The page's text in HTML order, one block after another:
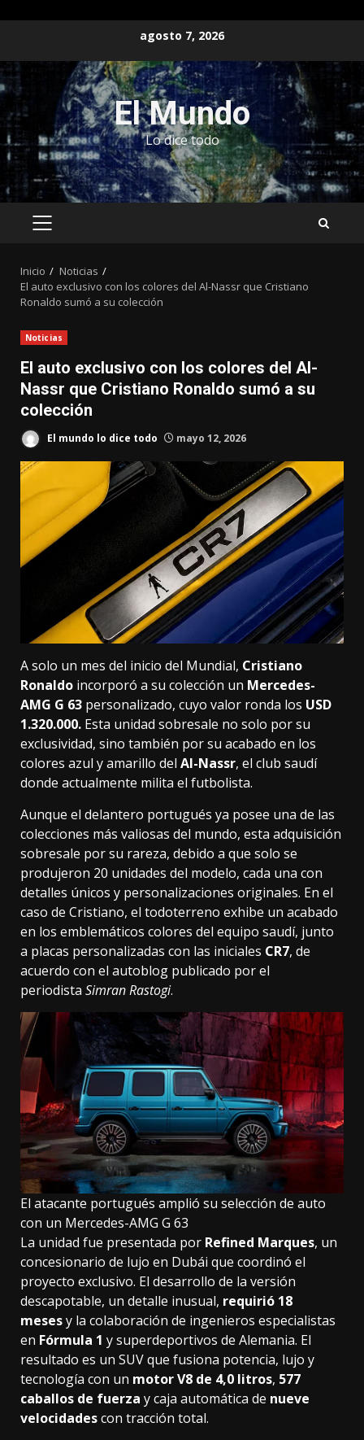
contenido
agosto 7, 2026
El Mundo
Lo dice todo
MENÚ
Inicio
Noticias
El auto exclusivo con los colores del Al-Nassr que Cristiano
Ronaldo sumó a su colección
Noticias
El auto exclusivo con los colores del Al-
Nassr que Cristiano Ronaldo sumó a su
colección
El mundo lo dice todo mayo 12, 2026
A solo un mes del inicio del Mundial, Cristiano
Ronaldo incorporó a su colección un Mercedes-
AMG G 63 personalizado, cuyo valor ronda los USD
1.320.000. Esta unidad sobresale no solo por su
exclusividad, sino también por su acabado en los
colores azul y amarillo del Al-Nassr, el club saudí
donde actualmente milita el futbolista.
Aunque el delantero portugués ya posee una de las
colecciones más valiosas del mundo, esta adquisición
sobresale por su rareza, debido a que solo se
produjeron 20 unidades del modelo, cada una con
detalles únicos y personalizaciones originales. En el
caso de Cristiano, el todoterreno exhibe un acabado
en los emblemáticos colores del equipo saudí, junto
a placas personalizadas con las iniciales CR7, de
acuerdo con el autoblog publicado por el
periodista Simran Rastogi.
El atacante portugués amplió su selección de auto
con un Mercedes-AMG G 63
La unidad fue presentada por Refined Marques, un
concesionario de lujo en Dubái que coordinó el
proyecto exclusivo. El desarrollo de la versión
descapotable, un detalle inusual, requirió 18
mesesy la colaboración de ingenieros especialistas
en Fórmula 1 y superdeportivos de Alemania. El
resultado es un SUV que fusiona potencia, lujo y
tecnología con un motor V8 de 4,0 litros, 577
caballos de fuerza y caja automática de nueve
velocidadescon tracción total.